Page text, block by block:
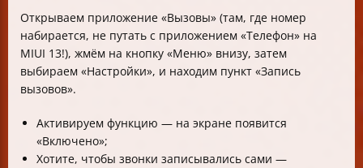
Открываем приложение «Вызовы» (там, где номер
набирается, не путать с приложением «Телефон» на
MIUI 13!), жмём на кнопку «Меню» внизу, затем
выбираем «Настройки», и находим пункт «Запись
вызовов».
Активируем функцию — на экране появится
«Включено»;
Хотите, чтобы звонки записывались сами —